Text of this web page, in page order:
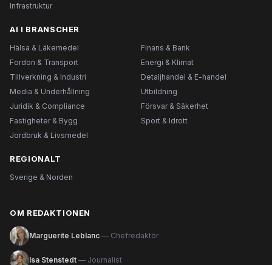
Infrastruktur
AI I BRANSCHER
Hälsa & Läkemedel
Finans & Bank
Fordon & Transport
Energi & Klimat
Tillverkning & Industri
Detaljhandel & E-handel
Media & Underhållning
Utbildning
Juridik & Compliance
Försvar & Säkerhet
Fastigheter & Bygg
Sport & Idrott
Jordbruk & Livsmedel
REGIONALT
Sverige & Norden
OM REDAKTIONEN
Marguerite Leblanc — Chefredaktör
Isa Stenstedt — Journalist